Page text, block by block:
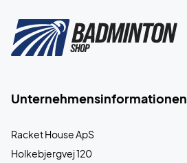
Unternehmensinformationen
Racket House ApS
Holkebjergvej 120